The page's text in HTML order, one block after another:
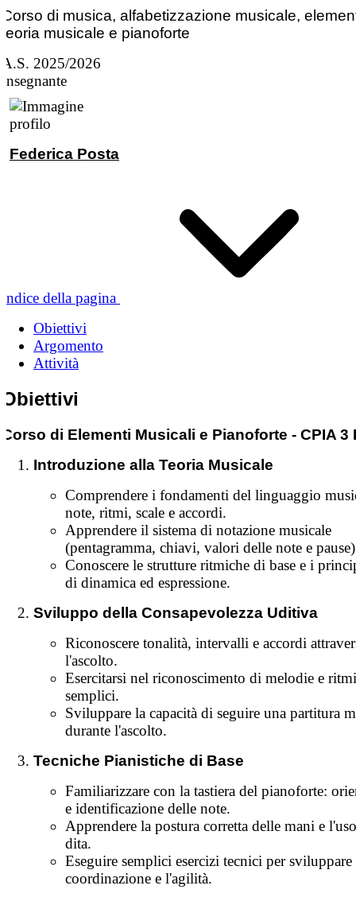
Corso di musica, alfabetizzazione musicale,
teoria musicale e pianoforte
A.S. 2025/2026
Insegnante
Federica Posta
Indice della pagina
Obiettivi
Argomento
Attività
Obiettivi
Corso di Elementi Musicali e Pianoforte - CPIA 3
Introduzione alla Teoria Musicale
Comprendere i fondamenti del linguaggio
note, ritmi, scale e accordi.
Apprendere il sistema di notazione musicale
(pentagramma, chiavi, valori delle note e
Conoscere le strutture ritmiche di base e i
di dinamica ed espressione.
Sviluppo della Consapevolezza Uditiva
Riconoscere tonalità, intervalli e accordi
l'ascolto.
Esercitarsi nel riconoscimento di melodie e ritmi
semplici.
Sviluppare la capacità di seguire una partitura
durante l'ascolto.
Tecniche Pianistiche di Base
Familiarizzare con la tastiera del pianoforte:
e identificazione delle note.
Apprendere la postura corretta delle mani e
dita.
Eseguire semplici esercizi tecnici per sviluppare
coordinazione e l'agilità.